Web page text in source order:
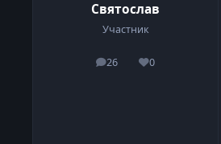
Святослав
Участник
26
сообщения
0
Репутация